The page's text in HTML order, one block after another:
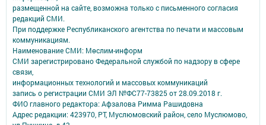
размещенной на сайте, возможна только с письменного согласия
редакций СМИ.
При поддержке Республиканского агентства по печати и массовым
коммуникациям.
Наименование СМИ: Мөслим-информ
СМИ зарегистрировано Федеральной службой по надзору в сфере
связи,
информационных технологий и массовых коммуникаций
запись о регистрации СМИ ЭЛ №ФС77-73825 от 28.09.2018 г.
ФИО главного редактора: Афзалова Римма Рашидовна
Адрес редакции: 423970, РТ, Муслюмовский район, село Муслюмово,